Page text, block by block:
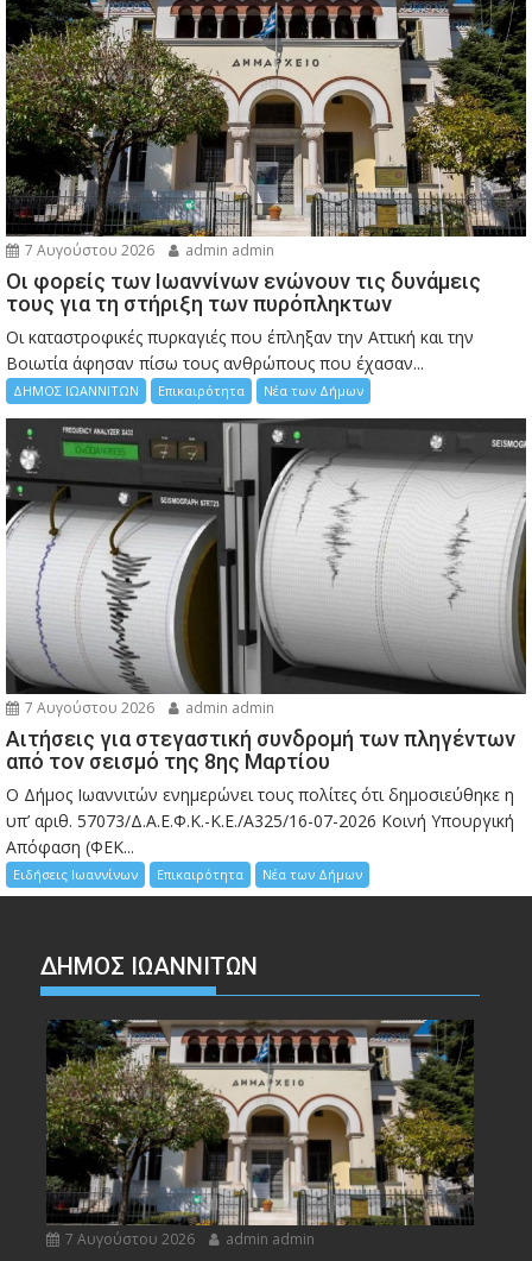
7 Αυγούστου 2026 admin admin
Οι φορείς των Ιωαννίνων ενώνουν τις δυνάμεις
τους για τη στήριξη των πυρόπληκτων
Οι καταστροφικές πυρκαγιές που έπληξαν την Αττική και την
Bοιωτία άφησαν πίσω τους ανθρώπους που έχασαν...
ΔΗΜΟΣ ΙΩΑΝΝΙΤΩΝ Επικαιρότητα Νέα των Δήμων
7 Αυγούστου 2026 admin admin
Αιτήσεις για στεγαστική συνδρομή των πληγέντων
από τον σεισμό της 8ης Μαρτίου
Ο Δήμος Ιωαννιτών ενημερώνει τους πολίτες ότι δημοσιεύθηκε η
υπ’ αριθ. 57073/Δ.Α.Ε.Φ.Κ.-Κ.Ε./Α325/16-07-2026 Κοινή Υπουργική
Απόφαση (ΦΕΚ...
Ειδήσεις Ιωαννίνων Επικαιρότητα Νέα των Δήμων
ΔΗΜΟΣ ΙΩΑΝΝΙΤΩΝ
7 Αυγούστου 2026 admin admin